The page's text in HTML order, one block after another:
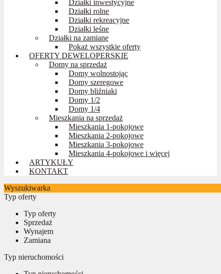
Działki inwestycyjne
Działki rolne
Działki rekreacyjne
Działki leśne
Działki na zamianę
Pokaż wszystkie oferty
OFERTY DEWELOPERSKIE
Domy na sprzedaż
Domy wolnostojąc
Domy szeregowe
Domy bliźniaki
Domy 1/2
Domy 1/4
Mieszkania na sprzedaż
Mieszkania 1-pokojowe
Mieszkania 2-pokojowe
Mieszkania 3-pokojowe
Mieszkania 4-pokojowe i więcej
ARTYKUŁY
KONTAKT
Wyszukiwarka
Typ oferty
Typ oferty
Sprzedaż
Wynajem
Zamiana
Typ nieruchomości